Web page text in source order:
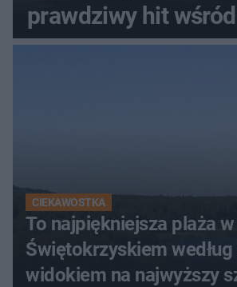
prawdziwy hit
CIEKAWOSTKA
To najpiękniejsza plaża w
Świętokrzyskiem według
widokiem na najwyższy